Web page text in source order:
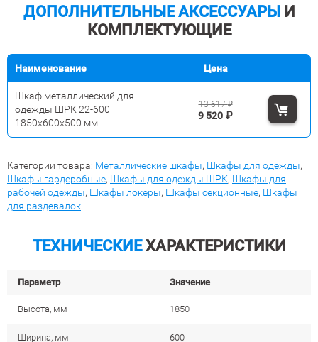
ДОПОЛНИТЕЛЬНЫЕ АКСЕССУАРЫ И
КОМПЛЕКТУЮЩИЕ
Наименование Цена
Шкаф металлический для
одежды ШРК 22-600
1850х600х500 мм
9 520 ₽
13 617₽
Категории товара: Металлические шкафы, Шкафы для одежды,
Шкафы гардеробные, Шкафы для одежды ШРК, Шкафы для
рабочей одежды, Шкафы локеры, Шкафы секционные, Шкафы
для раздевалок
ТЕХНИЧЕСКИЕХАРАКТЕРИСТИКИ
Параметр Значение
Высота, мм 1850
Ширина, мм 600